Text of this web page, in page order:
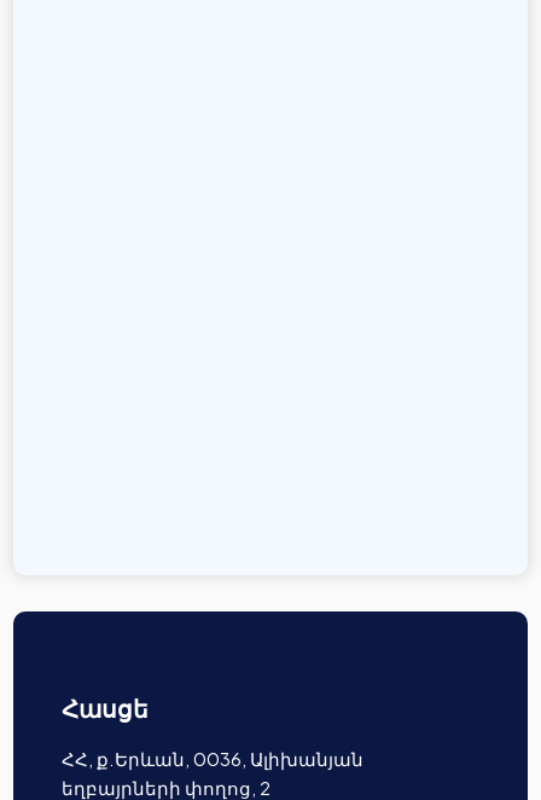
Հասցե
ՀՀ, ք.Երևան, 0036, Ալիխանյան
եղբայրների փողոց, 2